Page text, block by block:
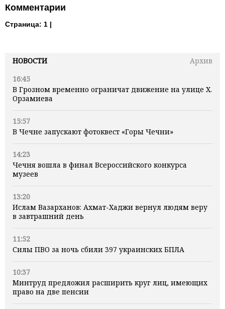
НОВОСТИ
Архив
16:45
В Грозном временно ограничат движение на улице Х.
Орзамиева
15:57
В Чечне запускают фотоквест «Горы Чечни»
14:23
Чечня вошла в финал Всероссийского конкурса
музеев
13:20
Ислам Вазарханов: Ахмат-Хаджи вернул людям веру
в завтрашний день
11:52
Силы ПВО за ночь сбили 397 украинских БПЛА
10:37
Минтруд предложил расширить круг лиц, имеющих
право на две пенсии
Комментарии
Страница: 1 |